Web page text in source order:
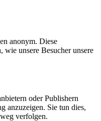
anonym. Diese
wie unsere Besucher unsere
oder Publishern
anzuzeigen. Sie tun dies,
verfolgen.